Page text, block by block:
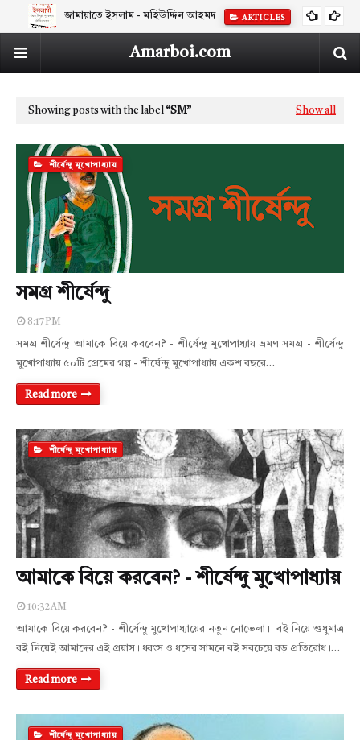
জামায়াতে ইসলাম - মহিউদ্দিন আহমদ ARTICLES
Amarboi.com
Showing posts with the label SM Show all
শীর্ষেন্দু মুখোপাধ্যায়
সমগ্র শীর্ষেন্দু
8:17 PM
সমগ্র শীর্ষেন্দু আমাকে বিয়ে করবেন? - শীর্ষেন্দু মুখোপাধ্যায় ভ্রমণ সমগ্র - শীর্ষেন্দু
মুখোপাধ্যায় ৫০টি প্রেমের গল্প - শীর্ষেন্দু মুখোপাধ্যায় একশ বছরে…
Read more
শীর্ষেন্দু মুখোপাধ্যায়
আমাকে বিয়ে করবেন? - শীর্ষেন্দু মুখোপাধ্যায়
10:32 AM
আমাকে বিয়ে করবেন? - শীর্ষেন্দু মুখোপাধ্যায়ের নতুন নোভেলা। বই নিয়ে শুধুমাত্র
বই নিয়েই আমাদের এই প্রয়াস। ধ্বংস ও ধসের সামনে বই সবচেয়ে বড় প্রতিরোধ।…
Read more
শীর্ষেন্দু মুখোপাধ্যায়